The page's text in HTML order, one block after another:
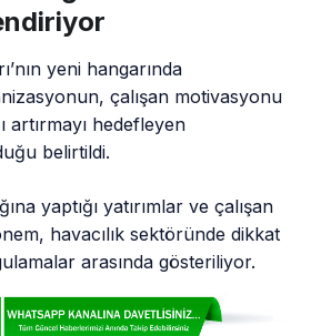
yeni hangarında
çalışan motivasyonu
artırmayı hedefleyen
belirtildi.
yaptığı yatırımlar ve çalışan
havacılık sektöründe dikkat
arasında gösteriliyor.